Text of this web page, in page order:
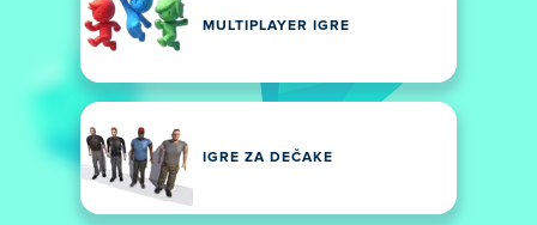
MULTIPLAYER IGRE
IGRE ZA DEČAKE